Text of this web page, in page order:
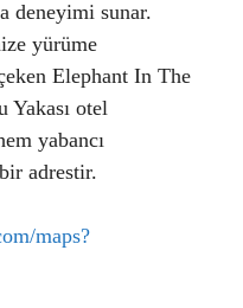
deneyimi sunar.
yürüme
Elephant In The
Yakası otel
yabancı
adrestir.
maps?